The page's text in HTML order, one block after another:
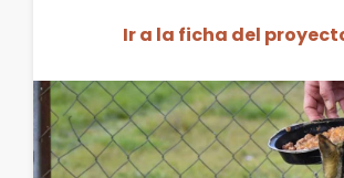
Ir a la ficha del